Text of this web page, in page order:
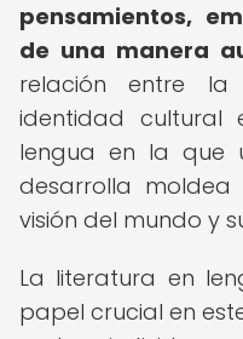
pensamientos,
de una manera
relación entre
identidad cultural
lengua en la que
desarrolla
visión del mundo y
La literatura en
papel crucial en